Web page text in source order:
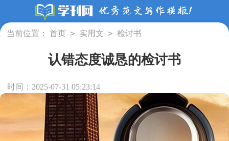
当前位置： 首页 > 实用文 > 检讨书
认错态度诚恳的检讨书
时间：2025-07-31 05:23:14